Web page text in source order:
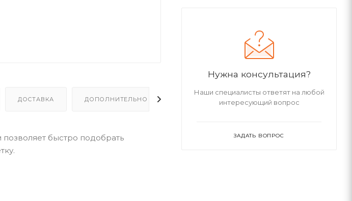
ДОСТАВКА ДОПОЛНИТЕЛЬНО
быстро подобрать
Нужна консультация?
Наши специалисты ответят на любой
интересующий вопрос
ЗАДАТЬ ВОПРОС